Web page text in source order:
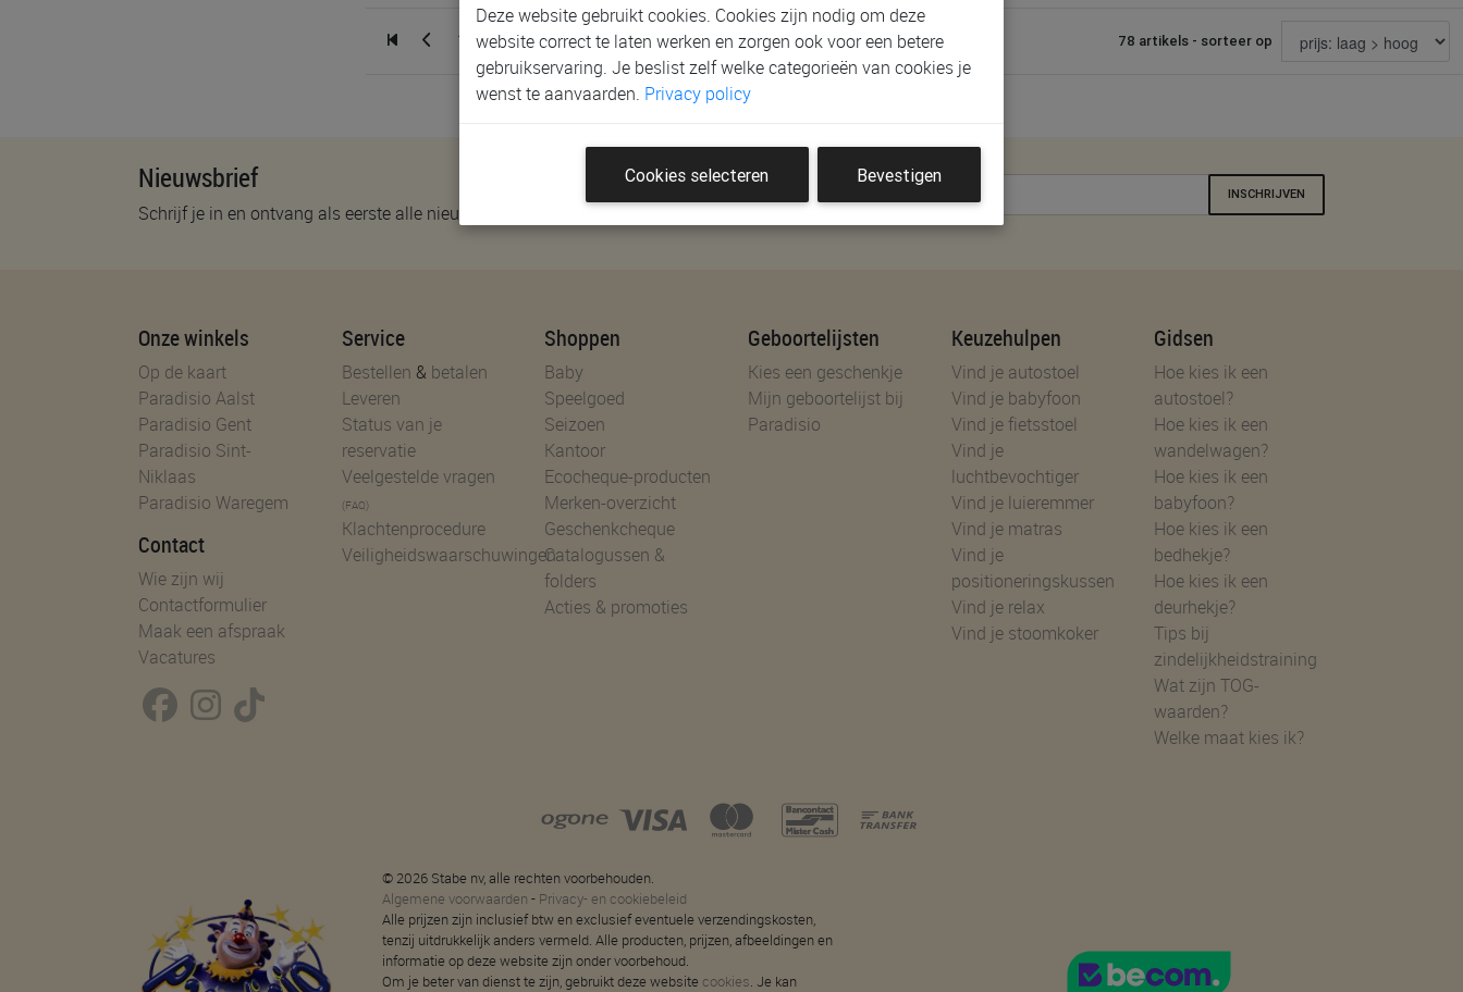
1 2 3 4 78 artikels - sorteer op
Nieuwsbrief
Schrijf je in en ontvang als eerste alle nieuwtjes!
INSCHRIJVEN
Onze winkels
Op de kaart
Paradisio Aalst
Paradisio Gent
Paradisio Sint-
Niklaas
Paradisio Waregem
Contact
Wie zijn wij
Contactformulier
Maak een afspraak
Vacatures
Service
Bestellen & betalen
Leveren
Status van je
reservatie
Veelgestelde vragen
(FAQ)
Klachtenprocedure
Veiligheidswaarschuwingen
Shoppen
Baby
Speelgoed
Seizoen
Kantoor
Ecocheque-producten
Merken-overzicht
Geschenkcheque
Catalogussen &
folders
Acties & promoties
Geboortelijsten
Kies een geschenkje
Mijn geboortelijst bij
Paradisio
Keuzehulpen
Vind je autostoel
Vind je babyfoon
Vind je fietsstoel
Vind je
luchtbevochtiger
Vind je luieremmer
Vind je matras
Vind je
positioneringskussen
Vind je relax
Vind je stoomkoker
Gidsen
Hoe kies ik een
autostoel?
Hoe kies ik een
wandelwagen?
Hoe kies ik een
babyfoon?
Hoe kies ik een
bedhekje?
Hoe kies ik een
deurhekje?
Tips bij
zindelijkheidstraining
Wat zijn TOG-
waarden?
Welke maat kies ik?
© 2026 Stabe nv, alle rechten voorbehouden.
Algemene voorwaarden - Privacy- en cookiebeleid
Alle prijzen zijn inclusief btw en exclusief eventuele verzendingskosten,
tenzij uitdrukkelijk anders vermeld. Alle producten, prijzen, afbeeldingen en
informatie op deze website zijn onder voorbehoud.
Om je beter van dienst te zijn, gebruikt deze website cookies. Je kan
Deze website gebruikt cookies. Cookies zijn nodig om deze
website correct te laten werken en zorgen ook voor een betere
gebruikservaring. Je beslist zelf welke categorieën van cookies je
wenst te aanvaarden. Privacy policy
Cookies selecteren Bevestigen